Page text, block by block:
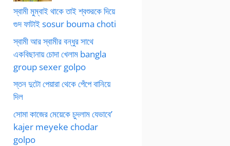
স্বামী মুম্বাই থাকে তাই শ্বশুরকে দিয়ে
গুদ ফাটাই sosur bouma choti
স্বামী আর স্বামীর বন্ধুর সাথে
একবিছানায় চোদা খেলাম bangla
group sexer golpo
স্তন দুটো পেয়ারা থেকে পেঁপে বানিয়ে
দিল
সোমা কাজের মেয়েকে চুদলাম যেভাবে’
kajer meyeke chodar
golpo